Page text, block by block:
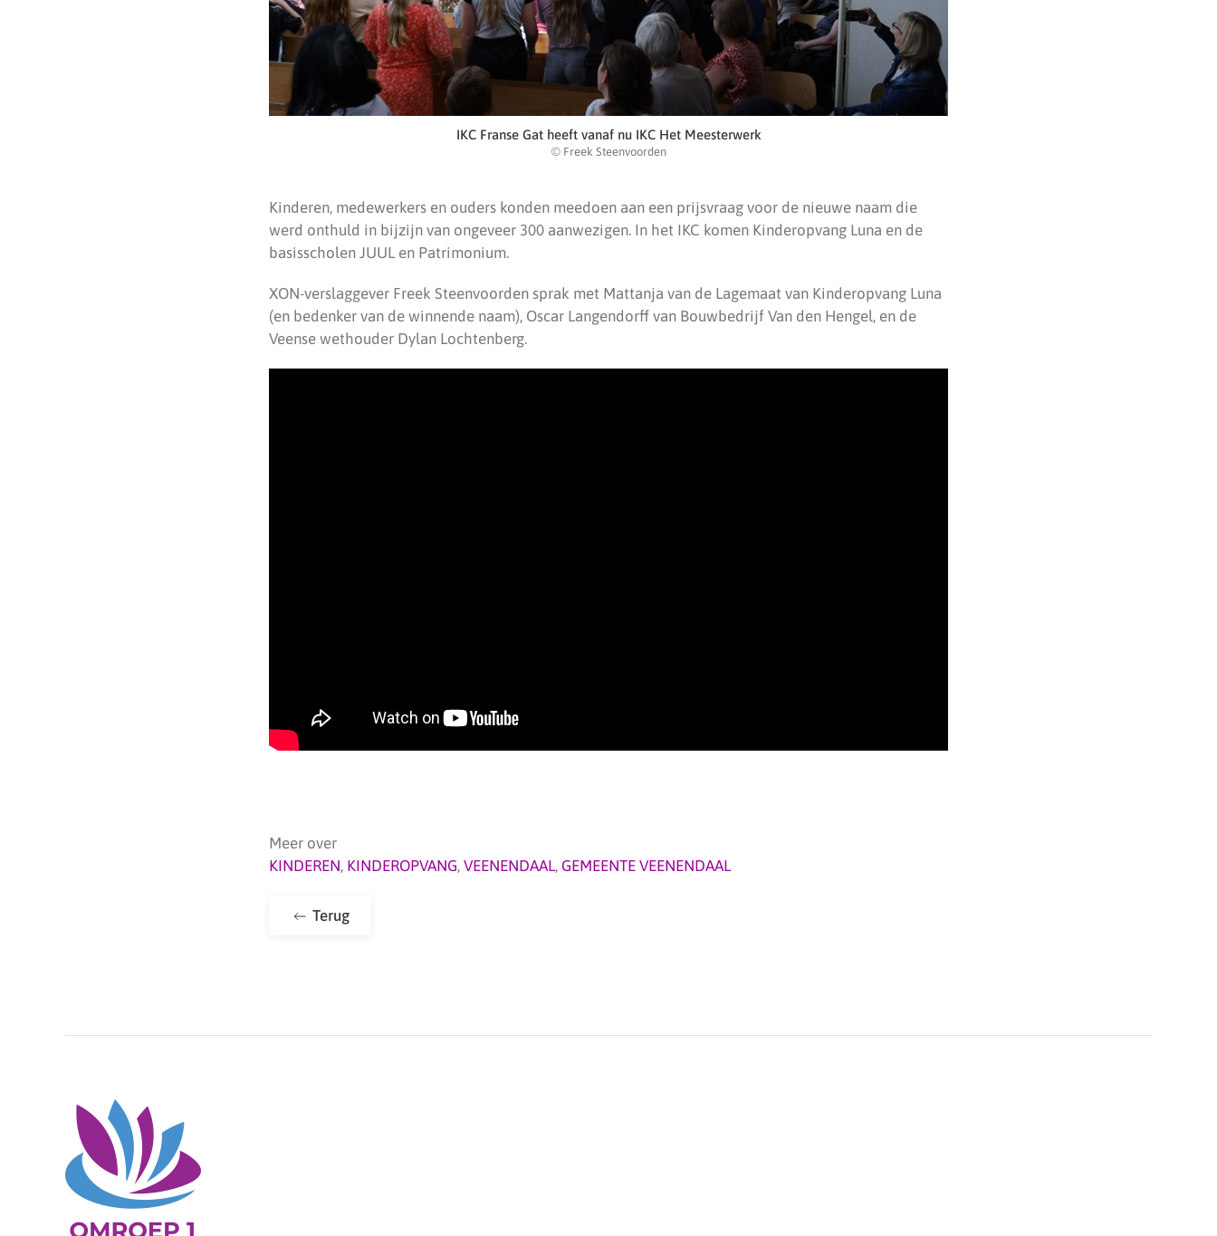
IKC Franse Gat heeft vanaf nu IKC Het Meesterwerk
© Freek Steenvoorden
Kinderen, medewerkers en ouders konden meedoen aan een prijsvraag voor de nieuwe naam die
werd onthuld in bijzijn van ongeveer 300 aanwezigen. In het IKC komen Kinderopvang Luna en de
basisscholen JUUL en Patrimonium.
XON-verslaggever Freek Steenvoorden sprak met Mattanja van de Lagemaat van Kinderopvang Luna
(en bedenker van de winnende naam), Oscar Langendorff van Bouwbedrijf Van den Hengel, en de
Veense wethouder Dylan Lochtenberg.
Meer over
KINDEREN, KINDEROPVANG, VEENENDAAL, GEMEENTE VEENENDAAL
Terug